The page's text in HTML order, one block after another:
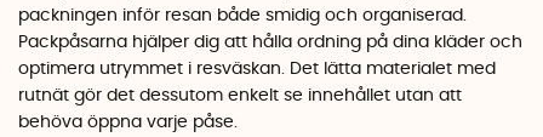
packningen inför resan både smidig och organiserad.
Packpåsarna hjälper dig att hålla ordning på dina kläder och
optimera utrymmet i resväskan. Det lätta materialet med
rutnät gör det dessutom enkelt se innehållet utan att
behöva öppna varje påse.